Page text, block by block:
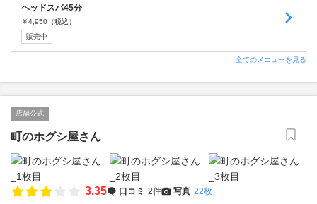
ヘッドスパ45分
￥4,950 （税込）
販売中
全てのメニューを見る
店舗公式
町のホグシ屋さん
3.35 口コミ 2件 写真 22枚